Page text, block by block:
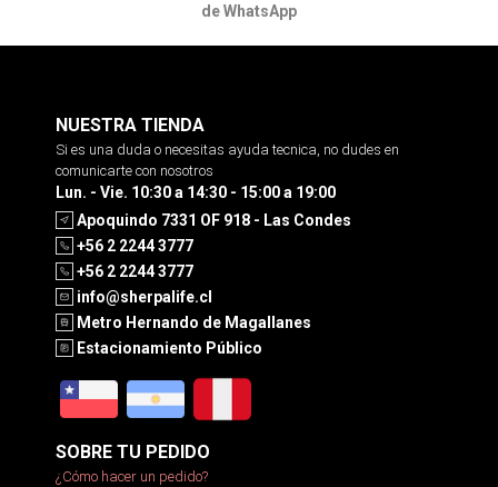
de WhatsApp
NUESTRA TIENDA
Si es una duda o necesitas ayuda tecnica, no dudes en
comunicarte con nosotros
Lun. - Vie. 10:30 a 14:30 - 15:00 a 19:00
Apoquindo 7331 OF 918 - Las Condes
+56 2 2244 3777
+56 2 2244 3777
info@sherpalife.cl
Metro Hernando de Magallanes
Estacionamiento Público
SOBRE TU PEDIDO
¿Cómo hacer un pedido?